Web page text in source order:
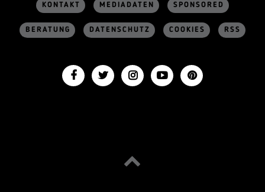
KONTAKT MEDIADATEN SPONSORED
BERATUNG DATENSCHUTZ COOKIES RSS